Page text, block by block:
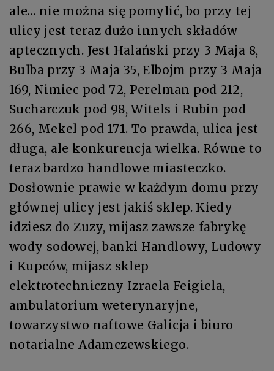
ale… nie można się pomylić, bo przy tej
ulicy jest teraz dużo innych składów
aptecznych. Jest Halański przy 3 Maja 8,
Bulba przy 3 Maja 35, Elbojm przy 3 Maja
169, Nimiec pod 72, Perelman pod 212,
Sucharczuk pod 98, Witels i Rubin pod
266, Mekel pod 171. To prawda, ulica jest
długa, ale konkurencja wielka. Równe to
teraz bardzo handlowe miasteczko.
Dosłownie prawie w każdym domu przy
głównej ulicy jest jakiś sklep. Kiedy
idziesz do Zuzy, mijasz zawsze fabrykę
wody sodowej, banki Handlowy, Ludowy
i Kupców, mijasz sklep
elektrotechniczny Izraela Feigiela,
ambulatorium weterynaryjne,
towarzystwo naftowe Galicja i biuro
notarialne Adamczewskiego.